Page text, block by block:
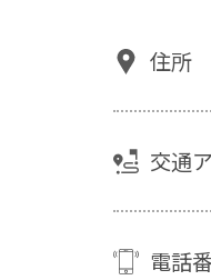
住所
交通
電話